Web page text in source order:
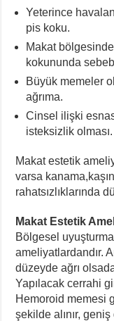
Yeterince
pis koku.
Makat
kokununda
Büyük memeler
ağrıma.
Cinsel ilişki
isteksizlik olması.
Makat estetik
varsa
rahatsızlıklarında
Makat Estetik
Bölgesel
ameliyatlardandır.
düzeyde ağrı
Yapılacak cerrahi
Hemoroid memesi
şekilde alınır,